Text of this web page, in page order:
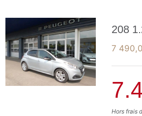
208
7
Hors frais